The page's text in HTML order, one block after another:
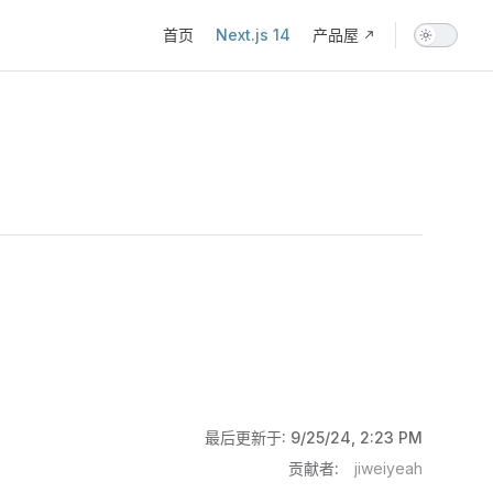
首页 Next.js 14 产品屋
最后更新于: 9/25/24, 2:23 PM
贡献者:
jiweiyeah